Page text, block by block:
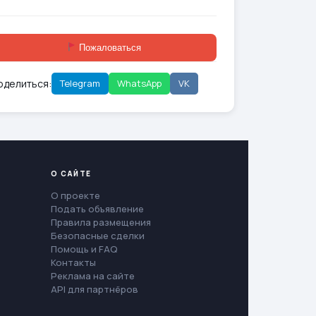
Пожаловаться
Telegram WhatsApp VK
О САЙТЕ
О проекте
Подать объявление
Правила размещения
Безопасные сделки
Помощь и FAQ
Контакты
Реклама на сайте
API для партнёров